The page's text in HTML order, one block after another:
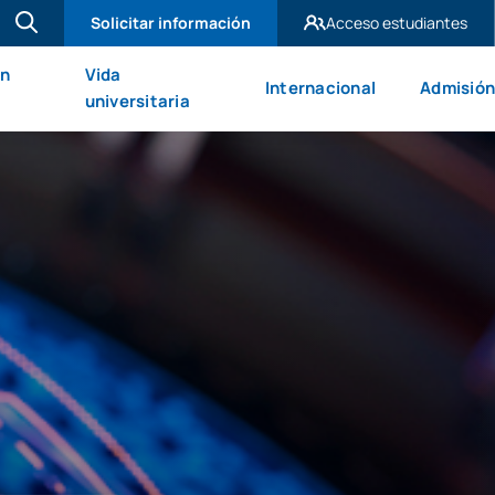
Solicitar información
Acceso estudiantes
UAX Mare Nostrum
Vida
universitaria
Internacional Admisión